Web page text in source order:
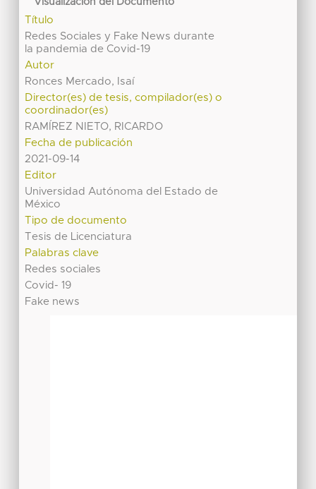
Visualización del Documento
Título
Redes Sociales y Fake News durante
la pandemia de Covid-19
Autor
Ronces Mercado, Isaí
Director(es) de tesis, compilador(es) o
coordinador(es)
RAMÍREZ NIETO, RICARDO
Fecha de publicación
2021-09-14
Editor
Universidad Autónoma del Estado de
México
Tipo de documento
Tesis de Licenciatura
Palabras clave
Redes sociales
Covid- 19
Fake news